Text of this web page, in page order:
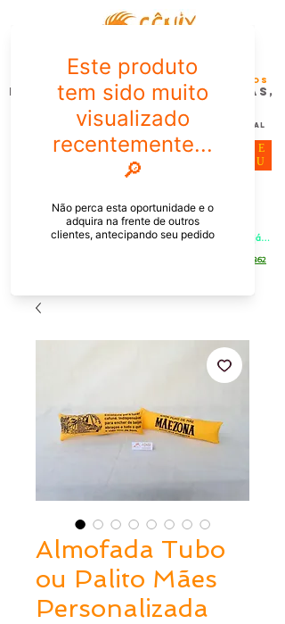
FÊNIX DESIGN STUDIO | Design
Gráfico| Desenvolvimento de Produtos
Personalizados para Pessoas,
Empresas e EventoS
Lembrancinhas, Brindes promocionais,
Decoração, Presentes e Comunicação Visual
PEDIDOS PELO CHAT OU WHATSAPP: Informe os produtos,
quantidade e o CEP ou endereço de entrega e receba um link já
ME
NU
[21] 9 6546 4862
Almofada Tubo
ou Palito Mães
Personalizada